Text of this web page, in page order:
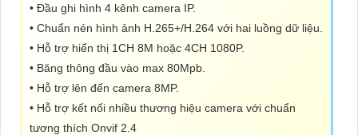
• Đầu ghi hình 4 kênh camera IP.
• Chuẩn nén hình ảnh H.265+/H.264 với hai luồng dữ liệu.
• Hỗ trợ hiển thị 1CH 8M hoặc 4CH 1080P.
• Băng thông đầu vào max 80Mpb.
• Hỗ trợ lên đến camera 8MP.
• Hỗ trợ kết nối nhiều thương hiệu camera với chuẩn
tương thích Onvif 2.4